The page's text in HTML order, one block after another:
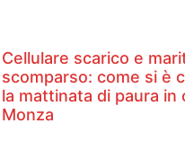
Cellulare scarico e
scomparso: come si è
la mattinata di paura in
Monza